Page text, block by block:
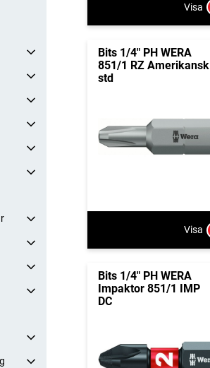
Visa
Bits 1/4" PH WERA
851/1 RZ Amerikansk
std
Visa
Bits 1/4" PH WERA
Impaktor 851/1 IMP
DC